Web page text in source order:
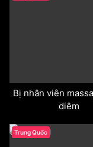
Bị nhân viên
diêm
Trung Quốc
odd